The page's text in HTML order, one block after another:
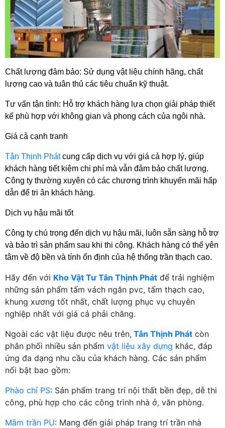
Chất lượng đảm bảo: Sử dụng vật liệu chính hãng, chất
lượng cao và tuân thủ các tiêu chuẩn kỹ thuật.
Tư vấn tận tình: Hỗ trợ khách hàng lựa chọn giải pháp thiết
kế phù hợp với không gian và phong cách của ngôi nhà.
Giá cả cạnh tranh
Tân Thịnh Phát cung cấp dịch vụ với giá cả hợp lý, giúp
khách hàng tiết kiệm chi phí mà vẫn đảm bảo chất lượng.
Công ty thường xuyên có các chương trình khuyến mãi hấp
dẫn để tri ân khách hàng.
Dịch vụ hậu mãi tốt
Công ty chú trọng đến dịch vụ hậu mãi, luôn sẵn sàng hỗ trợ
và bảo trì sản phẩm sau khi thi công. Khách hàng có thể yên
tâm về độ bền và tính ổn định của hệ thống trần thạch cao.
Hãy đến với Kho Vật Tư Tân Thịnh Phát để trải nghiệm
những sản phẩm tấm vách ngăn pvc, tấm thạch cao,
khung xương tốt nhất, chất lượng phục vụ chuyên
nghiệp nhất với giá cả phải chăng.
Ngoài các vật liệu được nêu trên, Tân Thịnh Phát còn
phân phối nhiều sản phẩm vật liệu xây dựng khác, đáp
ứng đa dạng nhu cầu của khách hàng. Các sản phẩm
nổi bật bao gồm:
Phào chỉ PS: Sản phẩm trang trí nội thất bền đẹp, dễ thi
công, phù hợp cho các công trình nhà ở, văn phòng.
Mâm trần PU: Mang đến giải pháp trang trí trần nhà